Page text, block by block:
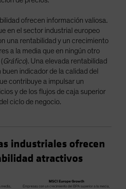
ofrecen información valiosa.
en el sector industrial europeo
una rentabilidad y un crecimiento
a la media que en ningún otro
Gráfico). Una elevada rentabilidad
indicador de la calidad del
contribuye a impulsar un
y de los flujos de caja superior
ciclo de negocio.
industriales ofrecen
atractivos